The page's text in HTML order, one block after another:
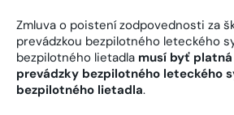
Zmluva o poistení zodpovednosti za
prevádzkou bezpilotného leteckého
bezpilotného lietadla musí byť
prevádzky bezpilotného leteckého
bezpilotného lietadla.